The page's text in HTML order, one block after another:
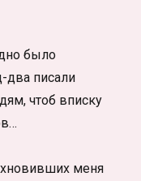
было
два писали
чтоб вписку
меня